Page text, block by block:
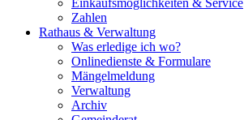
Einkaufsmöglichkeiten & Service
Zahlen
Rathaus & Verwaltung
Was erledige ich wo?
Onlinedienste & Formulare
Mängelmeldung
Verwaltung
Archiv